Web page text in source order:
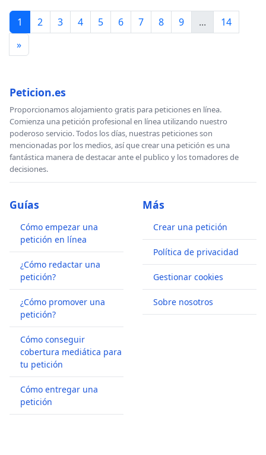
1 2 3 4 5 6 7 8 9 ...
14
»
Peticion.es
Proporcionamos alojamiento gratis para peticiones en línea.
Comienza una petición profesional en línea utilizando nuestro
poderoso servicio. Todos los días, nuestras peticiones son
mencionadas por los medios, así que crear una petición es una
fantástica manera de destacar ante el publico y los tomadores de
decisiones.
Guías
Cómo empezar una
petición en línea
¿Cómo redactar una
petición?
¿Cómo promover una
petición?
Cómo conseguir
cobertura mediática para
tu petición
Cómo entregar una
petición
Más
Crear una petición
Política de privacidad
Gestionar cookies
Sobre nosotros